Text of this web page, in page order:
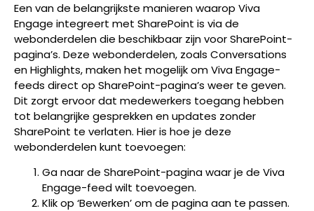
Een van de belangrijkste manieren waarop Viva
Engage integreert met SharePoint is via de
webonderdelen die beschikbaar zijn voor SharePoint-
pagina’s. Deze webonderdelen, zoals Conversations
en Highlights, maken het mogelijk om Viva Engage-
feeds direct op SharePoint-pagina’s weer te geven.
Dit zorgt ervoor dat medewerkers toegang hebben
tot belangrijke gesprekken en updates zonder
SharePoint te verlaten. Hier is hoe je deze
webonderdelen kunt toevoegen:
Ga naar de SharePoint-pagina waar je de Viva
Engage-feed wilt toevoegen.
Klik op ‘Bewerken’ om de pagina aan te passen.